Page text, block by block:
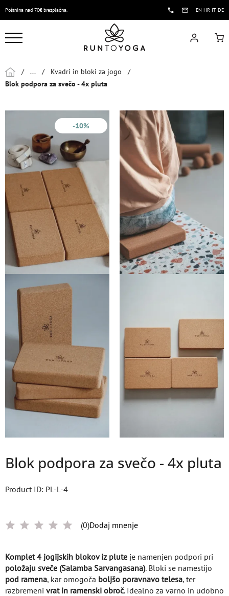
Poštnina nad 70€ brezplačna. EN HR IT DE
/ ... / Kvadri in bloki za jogo
/
Blok podpora za svečo - 4x pluta
-10%
Blok podpora za svečo - 4x pluta
Product ID: PL-L-4
(0)Dodaj mnenje
Komplet 4 jogijskih blokov iz plute je namenjen podpori pri
položaju sveče (Salamba Sarvangasana). Bloki se namestijo
pod ramena, kar omogoča boljšo poravnavo telesa, ter
razbremeni vrat in ramenski obroč. Idealno za varno in udobno